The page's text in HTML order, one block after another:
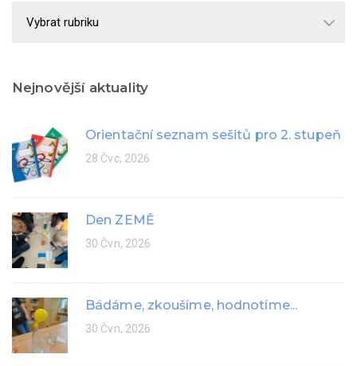
rok
Nejnovější aktuality
Orientační seznam sešitů pro 2. stupeň
28 Čvc, 2026
Den ZEMĚ
30 Čvn, 2026
Bádáme, zkoušíme, hodnotíme...
30 Čvn, 2026